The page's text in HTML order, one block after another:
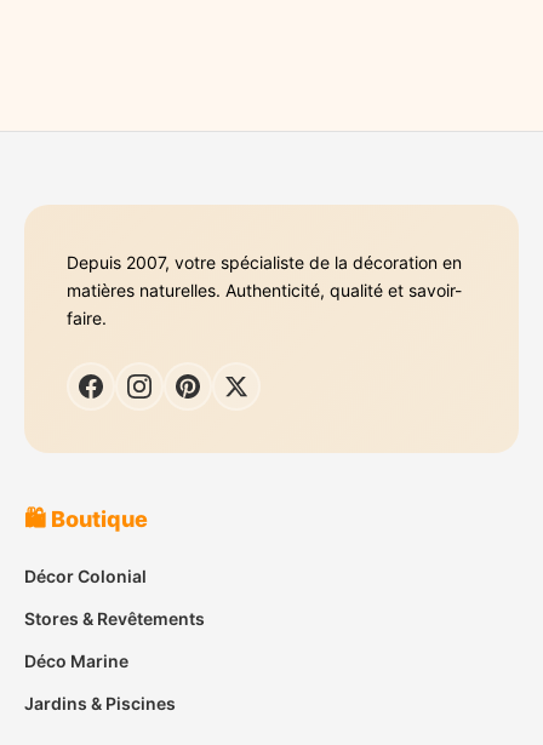
Depuis 2007, votre spécialiste de la décoration en
matières naturelles. Authenticité, qualité et savoir-
faire.
🛍️ Boutique
Décor Colonial
Stores & Revêtements
Déco Marine
Jardins & Piscines